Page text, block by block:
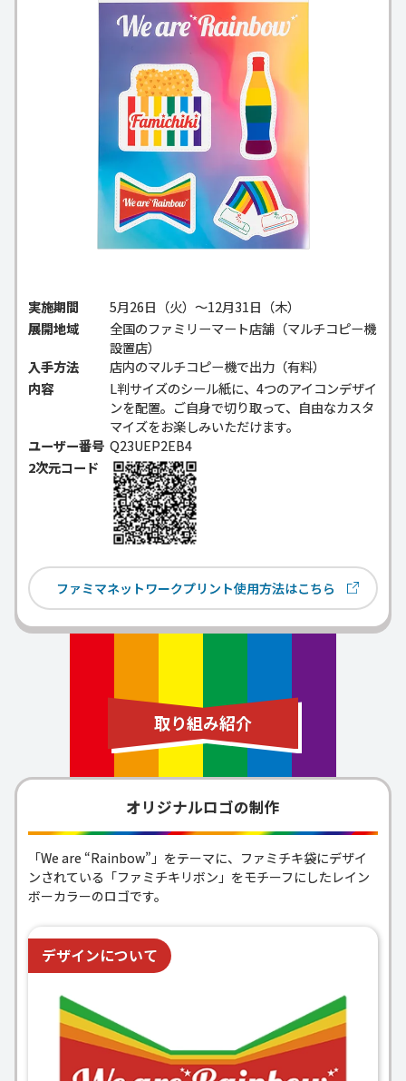
実施期間
5月26日（火）～12月31日（木）
展開地域
全国のファミリーマート店舗（マルチコピー機
設置店）
入手方法
店内のマルチコピー機で出力（有料）
内容
L判サイズのシール紙に、4つのアイコンデザイ
ンを配置。ご自身で切り取って、自由なカスタ
マイズをお楽しみいただけます。
ユーザー番号 Q23UEP2EB4
2次元コード
ファミマネットワークプリント使用方法はこちら
取り組み紹介
オリジナルロゴの制作
「We are “Rainbow”」をテーマに、ファミチキ袋にデザイ
ンされている「ファミチキリボン」をモチーフにしたレイン
ボーカラーのロゴです。
デザインについて